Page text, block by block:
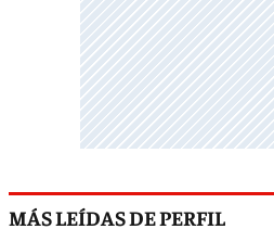
MÁS LEÍDAS DE PERFIL